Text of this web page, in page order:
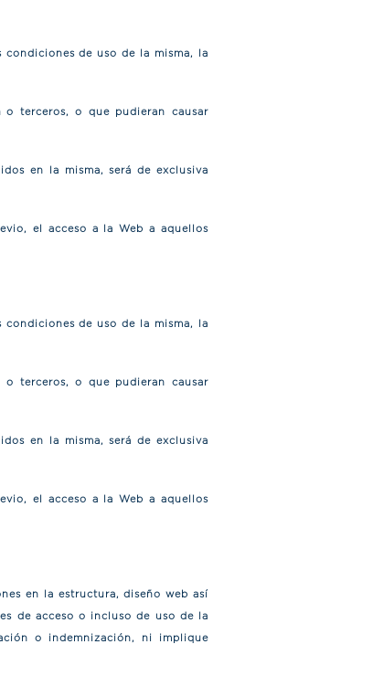
de uso de la misma, la
o terceros, o que pudieran causar
en la misma, será de exclusiva
el acceso a la Web a aquellos
de uso de la misma, la
terceros, o que pudieran causar
en la misma, será de exclusiva
el acceso a la Web a aquellos
en la estructura, diseño web así
de acceso o incluso de uso de la
o indemnización, ni implique